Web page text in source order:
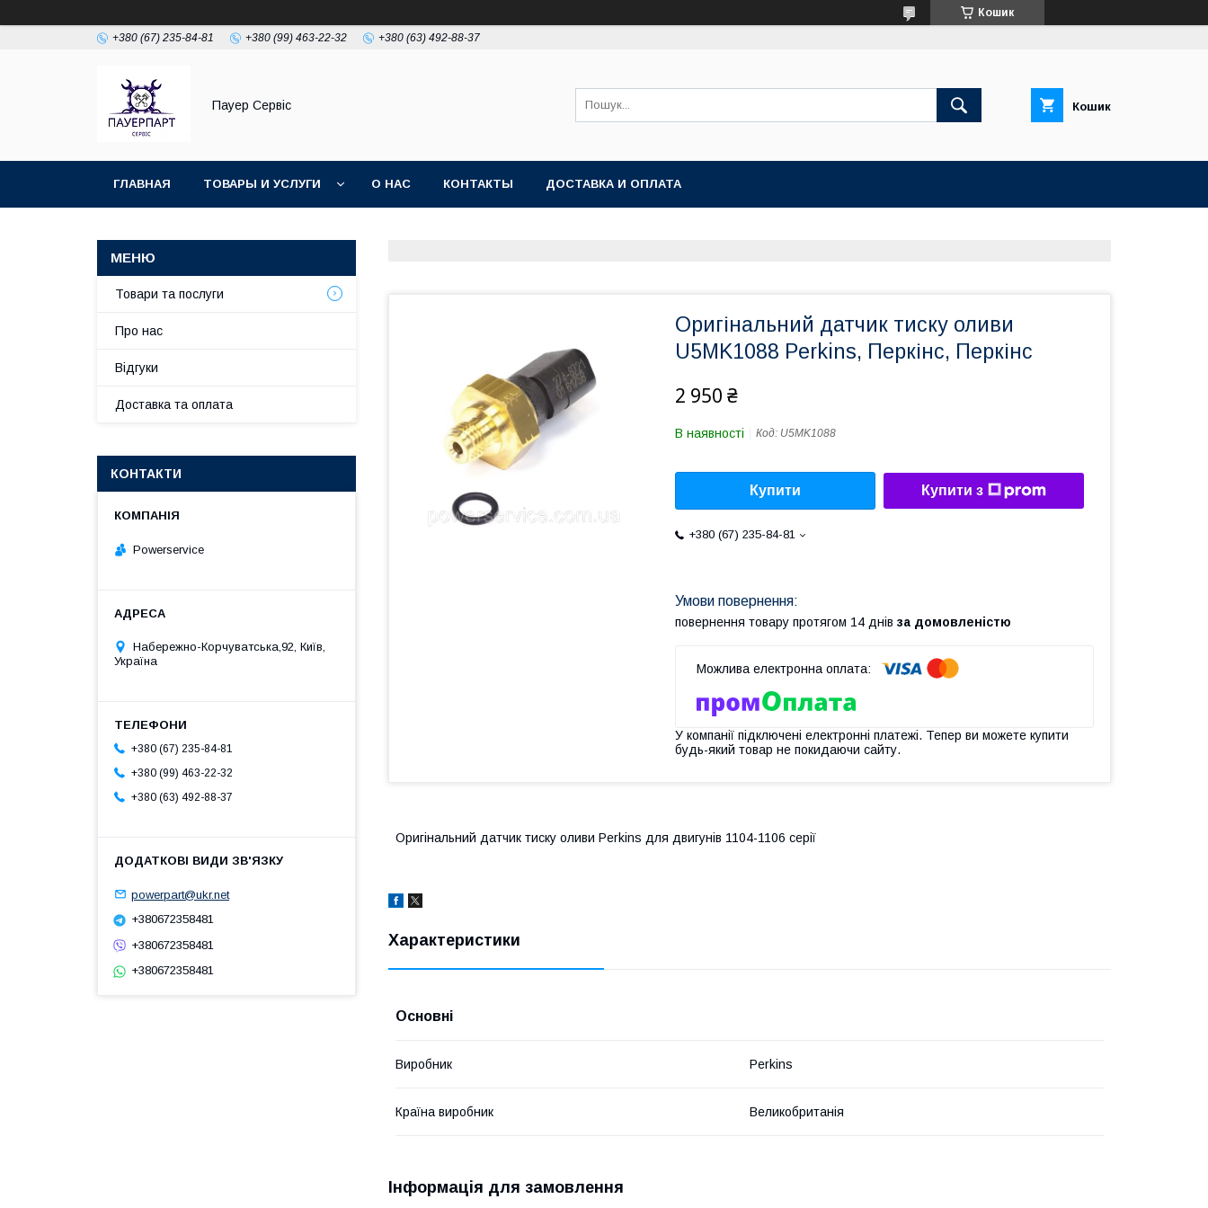
Кошик
+380 (67) 235-84-81 +380 (99) 463-22-32 +380 (63) 492-88-37
Пауер Сервіс Кошик
ГЛАВНАЯ ТОВАРЫ И УСЛУГИ О НАС КОНТАКТЫ ДОСТАВКА И ОПЛАТА
Оригінальний датчик тиску оливи
U5MK1088 Perkins, Перкінс, Перкінс
2 950 ₴
В наявності Код: U5MK1088
Купити Купити з
+380 (67) 235-84-81
повернення товару протягом 14 днів за домовленістю
У компанії підключені електронні платежі. Тепер ви можете купити
будь-який товар не покидаючи сайту.
Оригінальний датчик тиску оливи Perkins для двигунів 1104-1106 серії
Характеристики
Основні
Виробник Perkins
Країна виробник Великобританія
Інформація для замовлення
Товари та послуги
Про нас
Відгуки
Доставка та оплата
КОНТАКТИ
Powerservice
Набережно-Корчуватська,92, Київ,
Україна
+380 (67) 235-84-81
+380 (99) 463-22-32
+380 (63) 492-88-37
powerpart@ukr.net
+380672358481
+380672358481
+380672358481